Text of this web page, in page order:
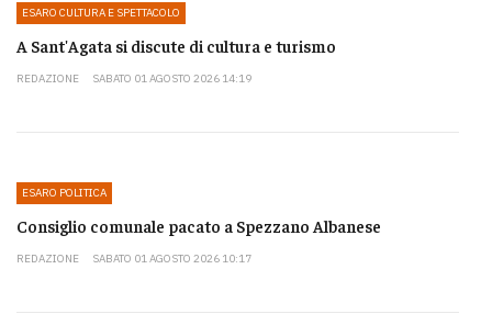
ESARO CULTURA E SPETTACOLO
A Sant'Agata si discute di cultura e turismo
REDAZIONE SABATO 01 AGOSTO 2026 14:19
ESARO POLITICA
Consiglio comunale pacato a Spezzano Albanese
REDAZIONE SABATO 01 AGOSTO 2026 10:17